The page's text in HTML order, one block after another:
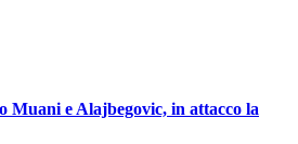
Muani e Alajbegovic, in attacco la